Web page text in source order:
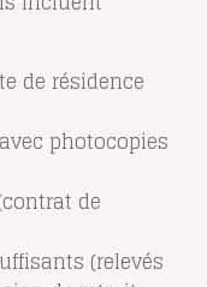
de résidence
photocopies
de
(relevés